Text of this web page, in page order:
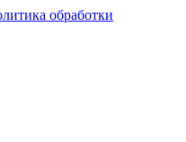
обработки